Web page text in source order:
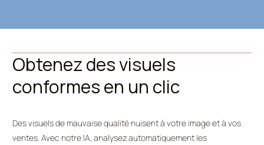
Obtenez des visuels
conformes en un clic
Des visuels de mauvaise qualité nuisent à votre image et à vos
ventes. Avec notre IA, analysez automatiquement les